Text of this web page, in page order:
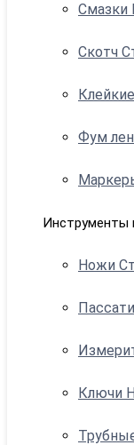
Смазки
Скотч
Фум
Инструменты
Ножи
Ключи